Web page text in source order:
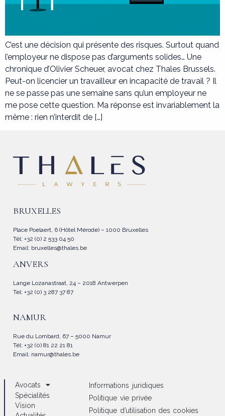
C’est une décision qui présente des risques. Surtout quand
l’employeur ne dispose pas d’arguments solides… Une
chronique d’Olivier Scheuer, avocat chez Thales Brussels.
Peut-on licencier un travailleur en incapacité de travail ? Il
ne se passe pas une semaine sans qu’un employeur ne
me pose cette question. Ma réponse est invariablement la
même : rien n’interdit de […]
BRUXELLES
Place Poelaert, 6 (Hôtel Mérode) – 1000 Bruxelles
Tél: +32 (0) 2 533 04 50
Email: bruxelles@thales.be
ANVERS
Lange Lozanastraat, 24 – 2018 Antwerpen
Tel: +32 (0) 3 287 37 87
NAMUR
Rue du Lombard, 67 – 5000 Namur
Tél: +32 (0) 81 22 21 81
Email: namur@thales.be
Avocats
Spécialités
Vision
Informations juridiques
Politique vie privée
Politique d’utilisation des cookies